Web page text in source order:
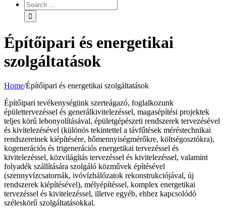
Építőipari és energetikai
szolgáltatások
Home/Építőipari és energetikai szolgáltatások
Építőipari tevékenységünk szerteágazó, foglalkozunk
épülettervezéssel és generálkivitelezéssel, magasépítési projektek
teljes körű lebonyolításával, épületgépészeti rendszerek tervezésével
és kivitelezésével (különös tekintettel a távfűtések méréstechnikai
rendszereinek kiépítésére, hőmennyiségmérőkre, költségosztókra),
kogenerációs és trigenerációs energetikai tervezéssel és
kivitelezéssel, közvilágítás tervezéssel és kivitelezéssel, valamint
folyadék szállítására szolgáló közművek építésével
(szennyvízcsatornák, ivóvízhálózatok rekonstrukciójával, új
rendszerek kiépítésével), mélyépítéssel, komplex energetikai
tervezéssel és kivitelezéssel, illetve egyéb, ehhez kapcsolódó
széleskörű szolgáltatásokkal.